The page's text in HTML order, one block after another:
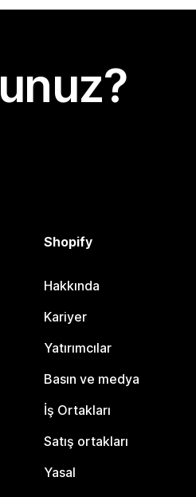
Shopify
Hakkında
Kariyer
Yatırımcılar
Basın ve medya
İş Ortakları
Satış ortakları
Yasal